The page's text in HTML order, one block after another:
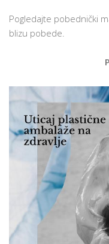
Pogledajte pobednički
blizu pobede.